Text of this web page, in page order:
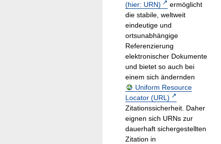
(hier: URN)
ermöglicht
die stabile, weltweit
eindeutige und
ortsunabhängige
Referenzierung
elektronischer Dokumente
und bietet so auch bei
einem sich ändernden
Uniform Resource
Locator (URL)
Zitationssicherheit. Daher
eignen sich URNs zur
dauerhaft sichergestellten
Zitation in